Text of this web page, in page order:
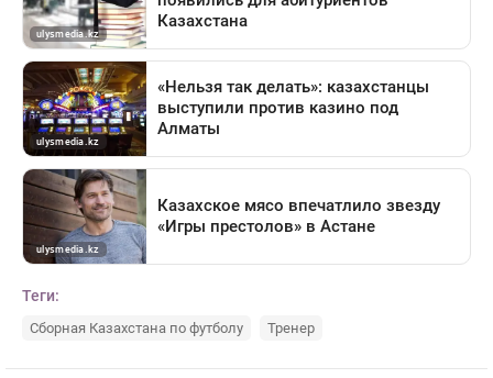
Теги:
Сборная Казахстана по футболу Тренер